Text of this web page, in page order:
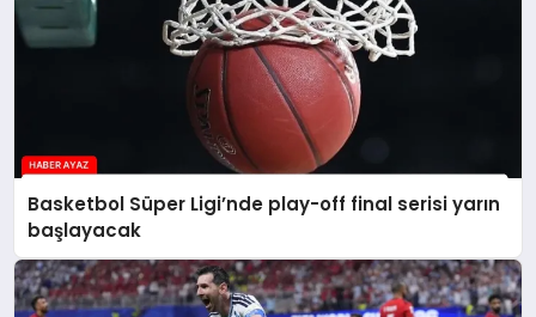
Basketbol Süper Ligi’nde play-off final serisi yarın
başlayacak